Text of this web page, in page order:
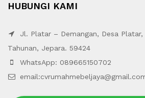
HUBUNGI KAMI
Jl. Platar – Demangan, Desa Platar,
Tahunan, Jepara. 59424
WhatsApp: 089665150702